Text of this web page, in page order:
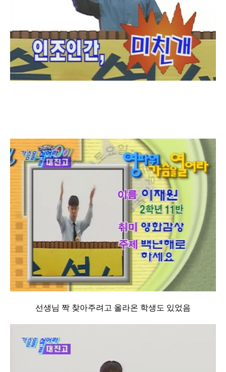
선생님 짝 찾아주려고 올라온 학생도 있었음